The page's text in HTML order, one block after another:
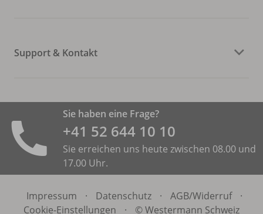
Support & Kontakt
Sie haben eine Frage?
+41 52 644 10 10
Sie erreichen uns heute zwischen 08.00 und
17.00 Uhr.
Impressum · Datenschutz · AGB/Widerruf
·
Cookie-Einstellungen
· © Westermann Schweiz